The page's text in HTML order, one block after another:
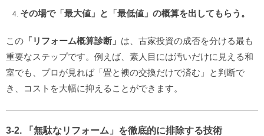
その場で「最大値」と「最低値」の概算を出してもらう。
この 「リフォーム概算診断」 は、古家投資の成否を分ける最も
重要なステップです。例えば、素人目には汚いだけに見える和
室でも、プロが見れば「畳と襖の交換だけで済む」と判断で
き、コストを大幅に抑えることができます。
3-2. 「無駄なリフォーム」を徹底的に排除する技術